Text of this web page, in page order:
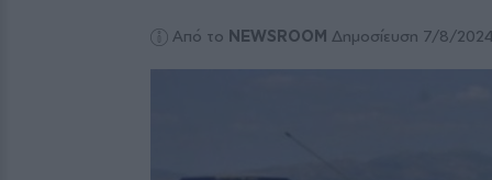
Από το NEWSROOM Δημοσίευση 7/8/